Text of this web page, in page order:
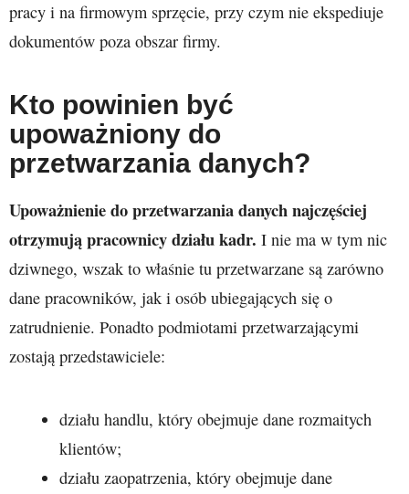
pracy i na firmowym sprzęcie, przy czym nie ekspediuje
dokumentów poza obszar firmy.
Kto powinien być
upoważniony do
przetwarzania danych?
Upoważnienie do przetwarzania danych najczęściej
otrzymują pracownicydziału kadr. I nie ma w tym nic
dziwnego, wszak to właśnie tu przetwarzane są zarówno
dane pracowników, jak i osób ubiegających się o
zatrudnienie. Ponadto podmiotami przetwarzającymi
zostają przedstawiciele:
działu handlu, który obejmuje dane rozmaitych
klientów;
działu zaopatrzenia, który obejmuje dane